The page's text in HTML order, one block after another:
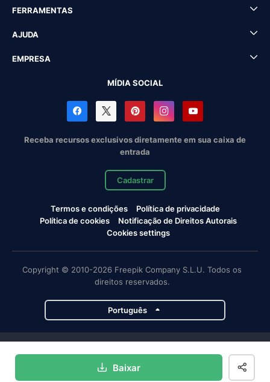
Baixar
FERRAMENTAS
AJUDA
EMPRESA
MÍDIA SOCIAL
Receba recursos exclusivos diretamente em sua caixa de
entrada
Cadastrar
Termos e condições
Política de privacidade
Política de cookies
Notificação de Direitos Autorais
Cookies settings
Copyright © 2010-2026 Freepik Company S.L.U. Todos os
direitos reservados.
Português
Magnific Flaticon